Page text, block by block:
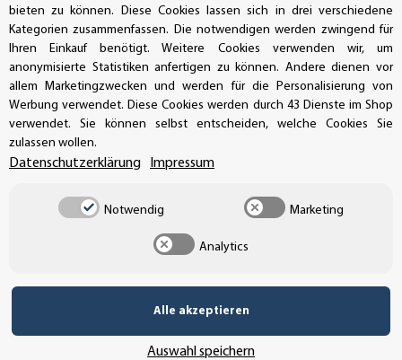
Handwerkerring 1, D-39326 Wolmirstedt
Bestellungen/Support: +49 (0)39-201-28-98-10
Buchhaltung: +49 (0)39-201-28-98-17
info@aufkleberdealer.de
UNSER AFFILIATE-PROGRAMM
UNSERE ZAHLUNGSARTEN*
bieten zu können. Diese Cookies lassen sich in drei verschiedene
Kategorien zusammenfassen. Die notwendigen werden zwingend für
Ihren Einkauf benötigt. Weitere Cookies verwenden wir, um
anonymisierte Statistiken anfertigen zu können. Andere dienen vor
allem Marketingzwecken und werden für die Personalisierung von
Werbung verwendet. Diese Cookies werden durch 43 Dienste im Shop
verwendet. Sie können selbst entscheiden, welche Cookies Sie
zulassen wollen.
Datenschutzerklärung Impressum
Notwendig Marketing
Analytics
Alle akzeptieren
Auswahl speichern